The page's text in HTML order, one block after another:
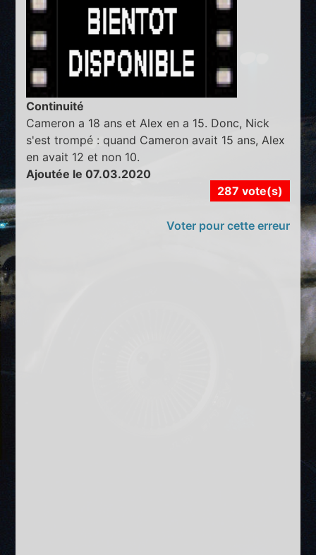
Continuité
Cameron a 18 ans et Alex en a 15. Donc, Nick
s'est trompé : quand Cameron avait 15 ans, Alex
en avait 12 et non 10.
Ajoutée le 07.03.2020
287 vote(s)
Voter pour cette erreur